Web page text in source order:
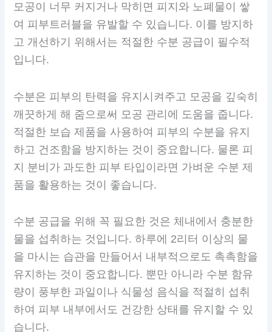
모공이 너무 커지거나 막히면 피지와 노폐물이 쌓
여 피부트러블을 유발할 수 있습니다. 이를 방지하
고 개선하기 위해서는 적절한 수분 공급이 필수적
입니다.
수분은 피부의 탄력을 유지시켜주고 모공을 깊숙히
깨끗하게 해 줌으로써 모공 관리에 도움을 줍니다.
적절한 보습 제품을 사용하여 피부의 수분을 유지
하고 건조함을 방지하는 것이 중요합니다. 물론 피
지 분비가 과도한 피부 타입이라면 가벼운 수분 제
품을 활용하는 것이 좋습니다.
수분 공급을 위해 꼭 필요한 것은 체내에서 충분한
물을 섭취하는 것입니다. 하루에 2리터 이상의 물
을 마시는 습관을 만들어서 내부적으로도 촉촉함을
유지하는 것이 중요합니다. 뿐만 아니라 수분 함유
량이 풍부한 과일이나 식물성 음식을 적절히 섭취
하여 피부 내부에서도 건강한 상태를 유지할 수 있
습니다.